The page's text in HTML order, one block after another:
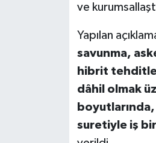
ve
Yapılan
savunma,
hibrit
dâhil olmak
suretiyle iş